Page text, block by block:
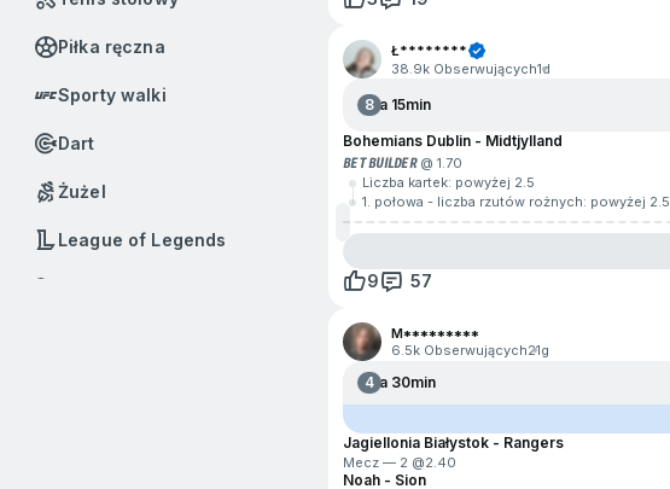
Piłka ręczna
Sporty walki
Dart
Żużel
League of Legends
Ł********
38.9k Obserwujących1d
8Za 15min
Bohemians Dublin - Midtjylland
BET BUILDER@ 1.70
Liczba kartek: powyżej 2.5
1. połowa - liczba rzutów rożnych: powyżej 2.5
9
57
M*********
6.5k Obserwujących21g
4Za 30min
Jagiellonia Białystok - Rangers
Mecz — 2 @2.40
Noah - Sion